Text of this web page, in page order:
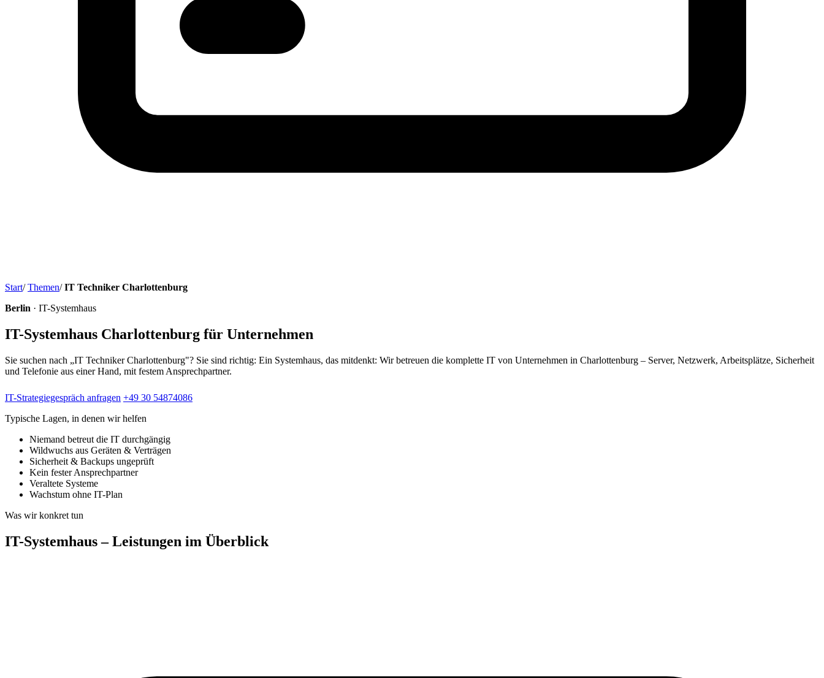
Start/ Themen/ IT Techniker Charlottenburg
Berlin · IT-Systemhaus
IT-Systemhaus Charlottenburg für Unternehmen
Sie suchen nach „IT Techniker Charlottenburg"? Sie sind richtig: Ein Systemhaus, das mitdenkt: Wir betreuen die komplette IT von Unternehmen in Charlottenburg – Server, Netzwerk, Arbeitsplätze, Sicherheit
und Telefonie aus einer Hand, mit festem Ansprechpartner.
IT-Strategiegespräch anfragen +49 30 54874086
Typische Lagen, in denen wir helfen
Niemand betreut die IT durchgängig
Wildwuchs aus Geräten & Verträgen
Sicherheit & Backups ungeprüft
Kein fester Ansprechpartner
Veraltete Systeme
Wachstum ohne IT-Plan
Was wir konkret tun
IT-Systemhaus – Leistungen im Überblick